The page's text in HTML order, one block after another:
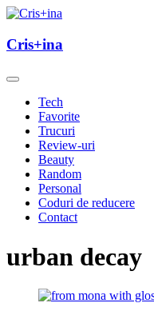
Skip
content
Cris+ina
Cris+ina
Tech
Favorite
Trucuri
Review-uri
Beauty
Random
Personal
Coduri de reducere
Contact
urban decay